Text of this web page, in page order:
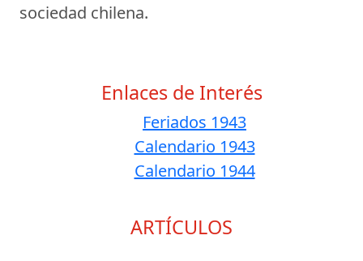
sociedad chilena.
Enlaces de Interés
Feriados 1943
Calendario 1943
Calendario 1944
ARTÍCULOS